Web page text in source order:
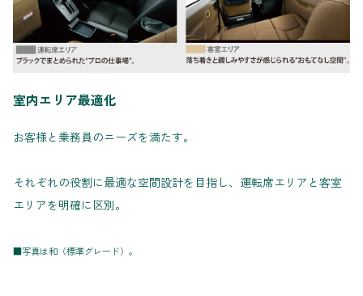
室内エリア最適化
お客様と乗務員のニーズを満たす。
それぞれの役割に最適な空間設計を目指し、運転席エリアと客室
エリアを明確に区別。
■写真は和（標準グレード）。